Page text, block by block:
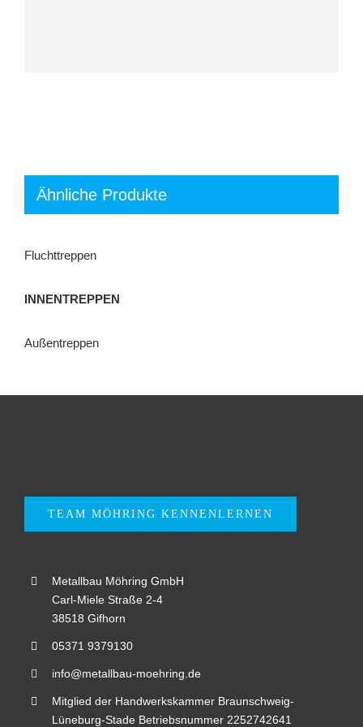
Ähnliche Produkte
Fluchttreppen
INNENTREPPEN
Außentreppen
TEAM MÖHRING KENNENLERNEN
Metallbau Möhring GmbH
Carl-Miele Straße 2-4
38518 Gifhorn
05371 9379130
info@metallbau-moehring.de
Mitglied der Handwerkskammer Braunschweig-
Lüneburg-Stade Betriebsnummer 2252742641